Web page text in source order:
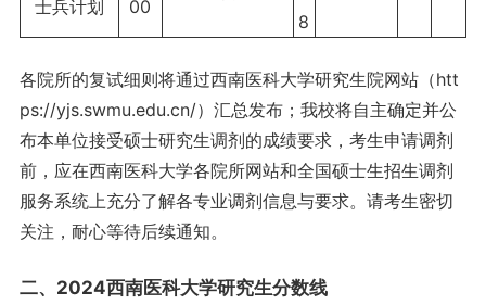
士兵计划
00
8
各院所的复试细则将通过西南医科大学研究生院网站（htt
ps://yjs.swmu.edu.cn/）汇总发布；我校将自主确定并公
布本单位接受硕士研究生调剂的成绩要求，考生申请调剂
前，应在西南医科大学各院所网站和全国硕士生招生调剂
服务系统上充分了解各专业调剂信息与要求。请考生密切
关注，耐心等待后续通知。
二、2024西南医科大学研究生分数线